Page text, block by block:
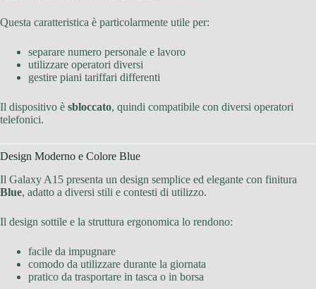
Questa caratteristica è particolarmente utile per:
separare numero personale e lavoro
utilizzare operatori diversi
gestire piani tariffari differenti
Il dispositivo è sbloccato, quindi compatibile con diversi operatori
telefonici.
Design Moderno e Colore Blue
Il Galaxy A15 presenta un design semplice ed elegante con finitura
Blue, adatto a diversi stili e contesti di utilizzo.
Il design sottile e la struttura ergonomica lo rendono:
facile da impugnare
comodo da utilizzare durante la giornata
pratico da trasportare in tasca o in borsa